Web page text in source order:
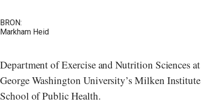
BRON:
Markham Heid
Department of Exercise and Nutrition Sciences at
George Washington University’s Milken Institute
School of Public Health.